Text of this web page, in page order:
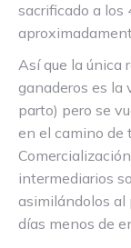
sacrificado a los
Así que la única
ganaderos es la
parto) pero se
en el camino de
intermediarios
asimilándolos al
días menos de